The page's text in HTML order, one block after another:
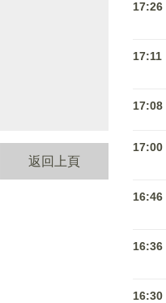
返回上頁
17:26
17:11
17:08
17:00
16:46
16:36
16:30